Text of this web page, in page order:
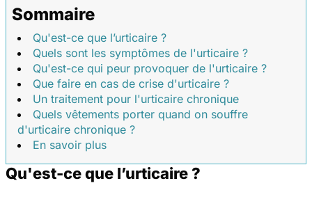
Sommaire
Qu'est-ce que l’urticaire ?
Quels sont les symptômes de l'urticaire ?
Qu'est-ce qui peur provoquer de l'urticaire ?
Que faire en cas de crise d'urticaire ?
Un traitement pour l'urticaire chronique
Quels vêtements porter quand on souffre
d'urticaire chronique ?
En savoir plus
Qu'est-ce que l’urticaire ?